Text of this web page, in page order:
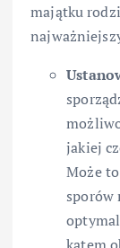
majątku
jakiej
Może
sporów